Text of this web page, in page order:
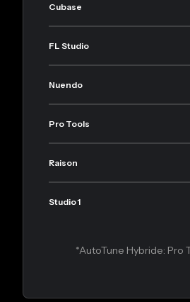
Cubase
FL Studio
Nuendo
Pro Tools
Raison
Studio 1
*AutoTune Hybride: Pro